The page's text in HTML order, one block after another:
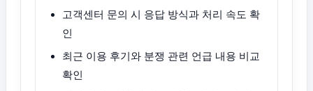
고객센터 문의 시 응답 방식과 처리 속도 확
인
최근 이용 후기와 분쟁 관련 언급 내용 비교
확인